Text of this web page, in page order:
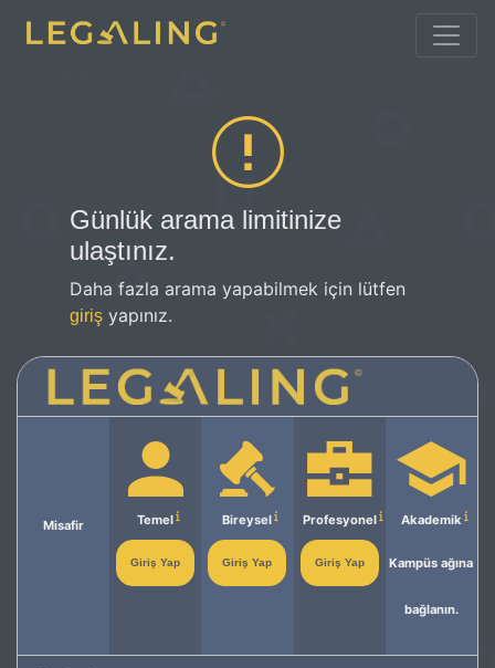
Günlük arama limitinize
ulaştınız.
Daha fazla arama yapabilmek için lütfen
giriş yapınız.
Misafir Temel
Giriş Yap
Bireysel
Giriş Yap
Profesyonel
Giriş Yap
Akademik
Kampüs ağına
bağlanın.